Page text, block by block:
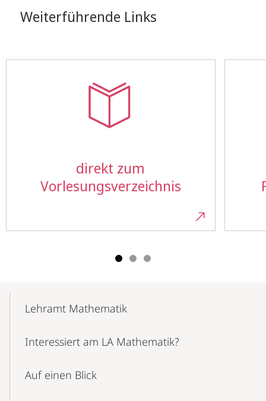
Weiterführende Links
direkt zum
Vorlesungsverzeichnis
NavigationLehramt Mathematik
Interessiert am LA Mathematik?
Auf einen Blick